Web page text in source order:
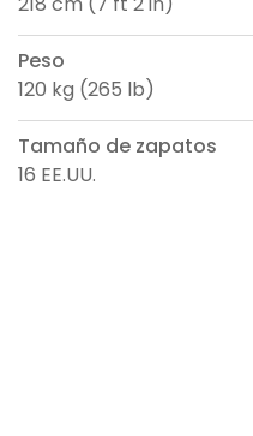
Peso
120 kg (265 lb)
Tamaño de zapatos
16 EE.UU.